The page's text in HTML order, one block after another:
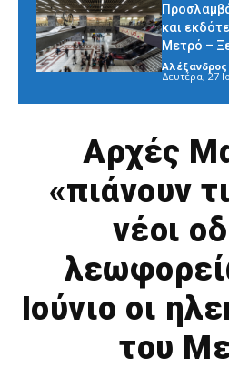
και
Μετρό –
Αλέξανδρος
Δευτέρα, 27
Αρχές
«πιάνουν
νέοι
Ιούνιο οι
του